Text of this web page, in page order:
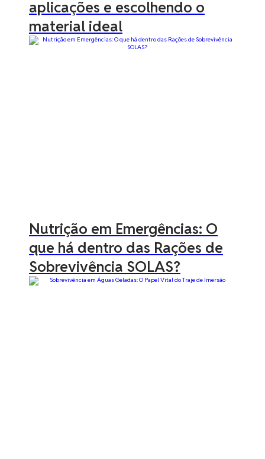
aplicações e escolhendo o
material ideal
Nutrição em Emergências: O
que há dentro das Rações de
Sobrevivência SOLAS?